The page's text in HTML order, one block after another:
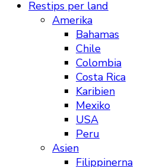
Restips per land
Amerika
Bahamas
Chile
Colombia
Costa Rica
Karibien
Mexiko
USA
Peru
Asien
Filippinerna